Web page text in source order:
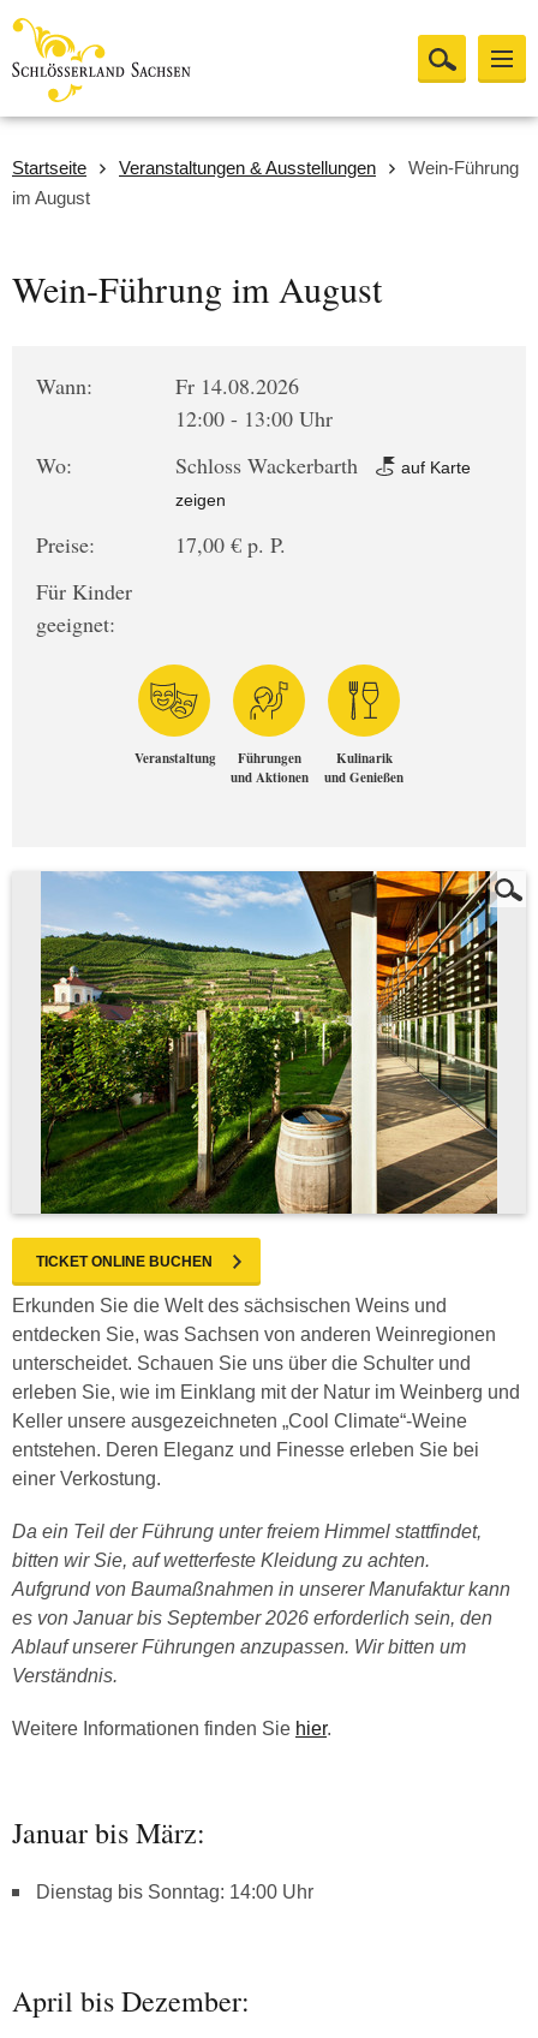
Startseite Veranstaltungen & Ausstellungen
Wein-Führung
im August
Wein-Führung im August
Wann:
Fr 14.08.2026
12:00 - 13:00 Uhr
Wo:
Schloss Wackerbarth
auf Karte
zeigen
Preise:
17,00 € p. P.
Für Kinder
geeignet:
Veranstaltung
Führungen
und Aktionen
Kulinarik
und Genießen
TICKET ONLINE BUCHEN
Erkunden Sie die Welt des sächsischen Weins und
entdecken Sie, was Sachsen von anderen Weinregionen
unterscheidet. Schauen Sie uns über die Schulter und
erleben Sie, wie im Einklang mit der Natur im Weinberg und
Keller unsere ausgezeichneten „Cool Climate“-Weine
entstehen. Deren Eleganz und Finesse erleben Sie bei
einer Verkostung.
Da ein Teil der Führung unter freiem Himmel stattfindet,
bitten wir Sie, auf wetterfeste Kleidung zu achten.
Aufgrund von Baumaßnahmen in unserer Manufaktur kann
es von Januar bis September 2026 erforderlich sein, den
Ablauf unserer Führungen anzupassen. Wir bitten um
Verständnis.
Weitere Informationen finden Sie hier.
Januar bis März:
Dienstag bis Sonntag: 14:00 Uhr
April bis Dezember: